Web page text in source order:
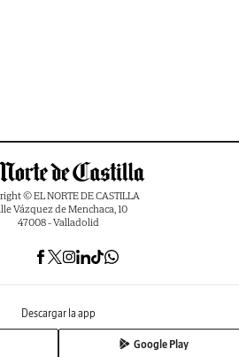
© EL NORTE DE CASTILLA
Vázquez de Menchaca, 10
47008 - Valladolid
Descargar la app
Google Play